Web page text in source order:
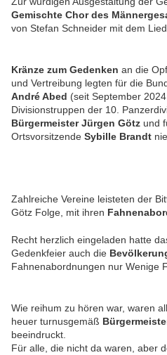
Gemischte Chor des
von Stefan Schneider mit dem
Kränze zum Gedenken an die
und Vertreibung legten für die
André Abed (seit September
Divisionstruppen der 10.
Bürgermeister Jürgen Götz und
Ortsvorsitzende Sybille Brandt
Zahlreiche Vereine leisteten der
Götz Folge, mit ihren
Recht herzlich eingeladen hatte
Gedenkfeier auch die
Fahnenabordnungen nur Wenige
Wie reihum zu hören war, waren
heuer turnusgemäß
beeindruckt.
Für alle, die nicht da waren, aber